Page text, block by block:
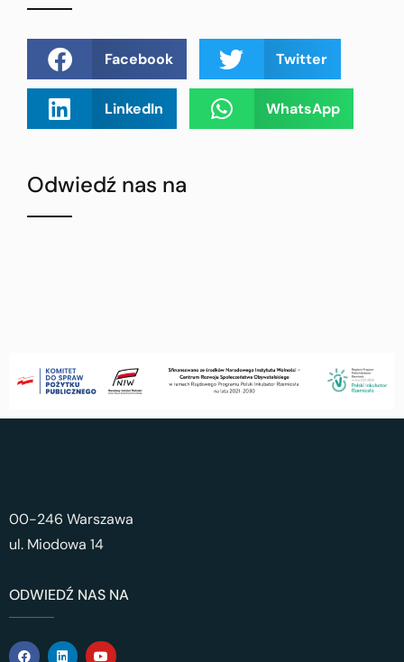
Facebook Twitter
LinkedIn WhatsApp
Odwiedź nas na
00-246 Warszawa
ul. Miodowa 14
ODWIEDŹ NAS NA